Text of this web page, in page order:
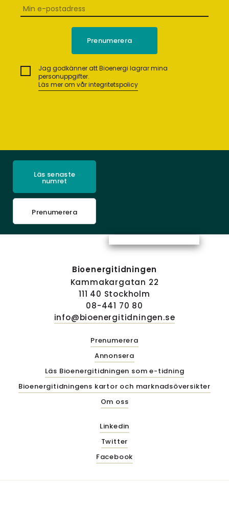
Jag godkänner att Bioenergi lagrar mina
personuppgifter.
Läs mer om vår integritetspolicy
Läs senaste
numret
Prenumerera
Bioenergitidningen
Kammakargatan 22
111 40 Stockholm
08-441 70 80
info@bioenergitidningen.se
Prenumerera
Annonsera
Läs Bioenergitidningen som e-tidning
Bioenergitidningens kartor och marknadsöversikter
Om oss
Linkedin
Twitter
Facebook